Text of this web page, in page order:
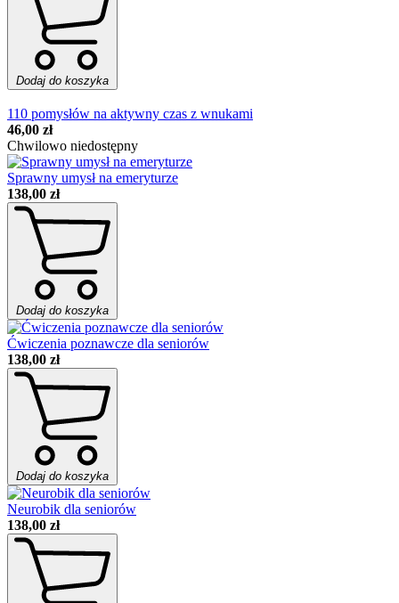
Dodaj do koszyka
110 pomysłów na aktywny czas z wnukami
46,00 zł
Chwilowo niedostępny
Sprawny umysł na emeryturze
138,00 zł
Dodaj do koszyka
Ćwiczenia poznawcze dla seniorów
138,00 zł
Dodaj do koszyka
Neurobik dla seniorów
138,00 zł